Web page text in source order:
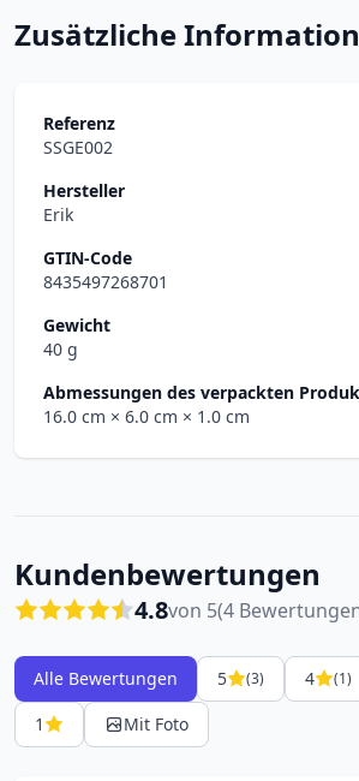
Zusätzliche
Referenz
SSGE002
Hersteller
Erik
GTIN-Code
8435497268701
Gewicht
40 g
Abmessungen des verpackten
16.0 cm × 6.0 cm × 1.0 cm
Kundenbewertungen
4.8von 5(4
Alle Bewertungen 5 (3) 4 (1)
1
Mit Foto